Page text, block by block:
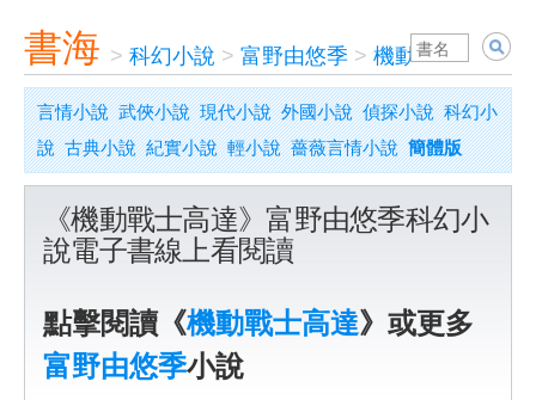
書海 > 科幻小說 > 富野由悠季 > 機動戰士高達
言情小說 武俠小說 現代小說 外國小說 偵探小說 科幻小
說 古典小說 紀實小說 輕小說 薔薇言情小說 簡體版
《機動戰士高達》富野由悠季科幻小
說電子書線上看閱讀
點擊閱讀《機動戰士高達》或更多
富野由悠季小說